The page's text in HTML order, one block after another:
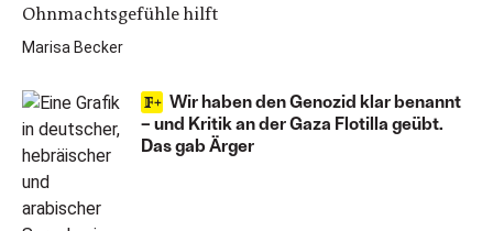
Ohnmachtsgefühle hilft
Marisa Becker
Wir haben den Genozid klar benannt
– und Kritik an der Gaza Flotilla geübt.
Das gab Ärger